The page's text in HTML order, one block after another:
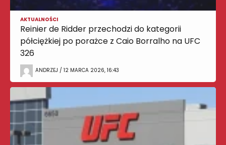
AKTUALNOŚCI
Reinier de Ridder przechodzi do kategorii
półciężkiej po porażce z Caio Borralho na UFC
326
ANDRZEJ / 12 MARCA 2026, 16:43